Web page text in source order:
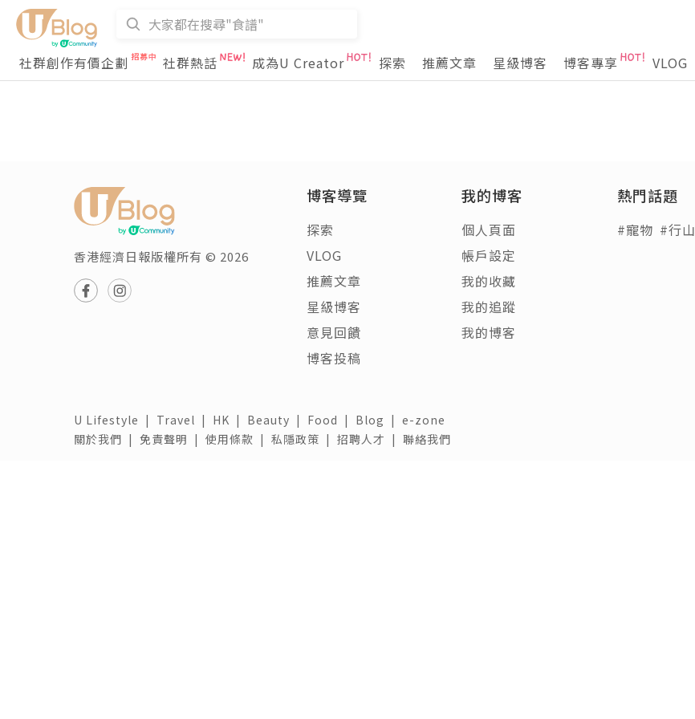
社群創作有價企劃
社群熱話 成為U Creator 探索 推薦文章 星級博客 博客專享 VLOG
香港經濟日報版權所有 © 2026
博客導覽
探索
VLOG
推薦文章
星級博客
意見回饋
博客投稿
我的博客
個人頁面
帳戶設定
我的收藏
我的追蹤
我的博客
熱門話題
#寵物 #行山
U Lifestyle | Travel | HK | Beauty | Food | Blog | e-zone
關於我們 | 免責聲明 | 使用條款 | 私隱政策 | 招聘人才 | 聯絡我們